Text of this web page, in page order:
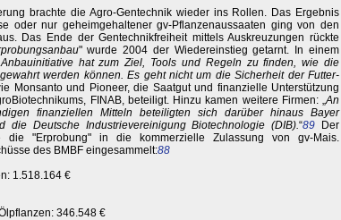
brachte die Agro-Gentechnik wieder ins Rollen. Das Ergebnis
oder nur geheimgehaltener gv-Pflanzenaussaaten ging von den
Das Ende der Gentechnikfreiheit mittels Auskreuzungen rückte
" wurde 2004 der Wiedereinstieg getarnt. In einem
hat zum Ziel, Tools und Regeln zu finden, wie die
werden können. Es geht nicht um die Sicherheit der Futter-
Monsanto und Pioneer, die Saatgut und finanzielle Unterstützung
FINAB, beteiligt. Hinzu kamen weitere Firmen: „ An
finanziellen Mitteln beteiligten sich darüber hinaus Bayer
die Deutsche Industrievereinigung Biotechnologie (DIB).“89 Der
"Erprobung" in die kommerzielle Zulassung von gv-Mais.
des BMBF eingesammelt:88
1.518.164 €
346.548 €